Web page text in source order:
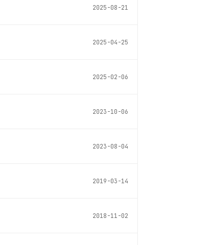
2025-08-21
2025-04-25
2025-02-06
2023-10-06
2023-08-04
2019-03-14
2018-11-02